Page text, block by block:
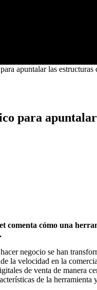
apuntalar las estructuras
para
cómo una
negocio se han
la velocidad en la
de venta de manera
de la herramienta